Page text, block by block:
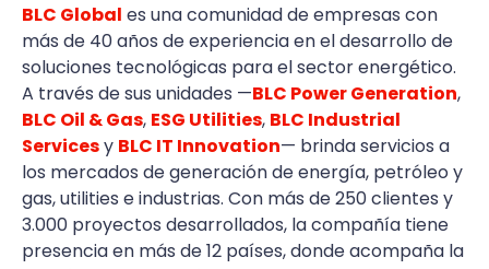
BLC Global es una comunidad de empresas con
más de 40 años de experiencia en el desarrollo de
soluciones tecnológicas para el sector energético.
A través de sus unidades —BLC Power Generation,
BLC Oil & Gas, ESG Utilities, BLC Industrial
Servicesy BLC IT Innovation— brinda servicios a
los mercados de generación de energía, petróleo y
gas, utilities e industrias. Con más de 250 clientes y
3.000 proyectos desarrollados, la compañía tiene
presencia en más de 12 países, donde acompaña la